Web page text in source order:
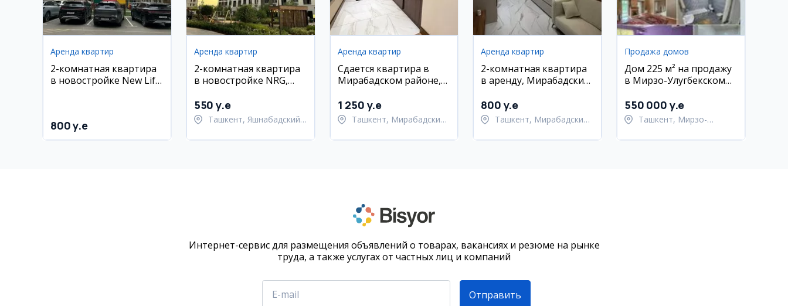
Аренда квартир
2-комнатная квартира
в новостройке New Life,
Diplomatiya Eco Park.
Евро ремонт
800 y.e
Аренда квартир
2-комнатная квартира
в новостройке NRG,
метро Олмос
550 y.e
Ташкент, Яшнабадский
Аренда квартир
Сдается квартира в
Мирабадском районе,
техникой
1 250 y.e
Ташкент, Мирабадский
Аренда квартир
2-комнатная квартира
в аренду, Мирабадский
800 y.e
Ташкент, Мирабадский
Продажа домов
Дом 225 м² на продажу
в Мирзо-Улугбекском
550 000 y.e
Ташкент, Мирзо-
Интернет-сервис для размещения объявлений о товарах, вакансиях и резюме на рынке
труда, а также услугах от частных лиц и компаний
Отправить